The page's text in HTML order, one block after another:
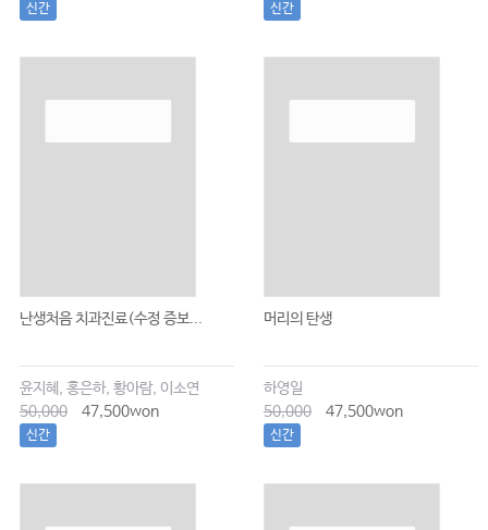
신간 신간
난생처음 치과진료(수정 증보...
윤지혜, 홍은하, 황아람, 이소연
50,000
47,500won
신간
머리의 탄생
하영일
50,000
47,500won
신간